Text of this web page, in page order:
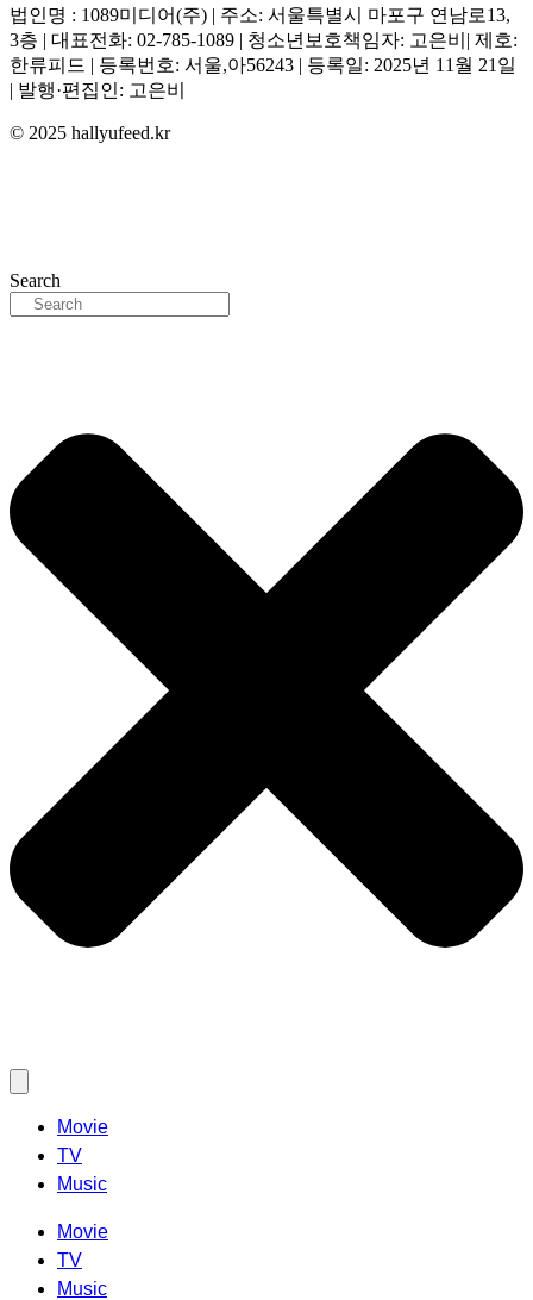
법인명 : 1089미디어(주) | 주소: 서울특별시 마포구 연남로13,
3층 | 대표전화: 02-785-1089 | 청소년보호책임자: 고은비| 제호:
한류피드 | 등록번호: 서울,아56243 | 등록일: 2025년 11월 21일
| 발행·편집인: 고은비
© 2025 hallyufeed.kr
Search
Movie
TV
Music
Movie
TV
Music